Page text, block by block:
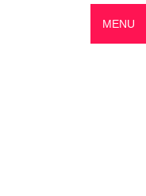
MENU